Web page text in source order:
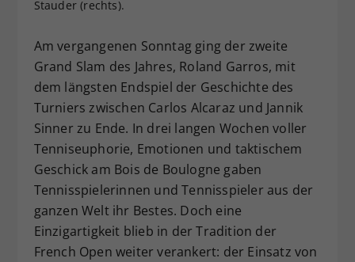
Stauder (rechts).
Am vergangenen Sonntag ging der zweite
Grand Slam des Jahres, Roland Garros, mit
dem längsten Endspiel der Geschichte des
Turniers zwischen Carlos Alcaraz und Jannik
Sinner zu Ende. In drei langen Wochen voller
Tenniseuphorie, Emotionen und taktischem
Geschick am Bois de Boulogne gaben
Tennisspielerinnen und Tennisspieler aus der
ganzen Welt ihr Bestes. Doch eine
Einzigartigkeit blieb in der Tradition der
French Open weiter verankert: der Einsatz von
Zweck
zufällig generierte ID, für die
historische Speicherung Ihrer
vorgenommen Einstellungen, falls der
Webseiten-Betreiber dies eingestellt
hat.